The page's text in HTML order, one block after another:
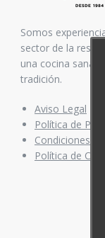
Somos
sector de la
una cocina sana y
tradición.
Aviso Legal
Política de
Condiciones
Política de